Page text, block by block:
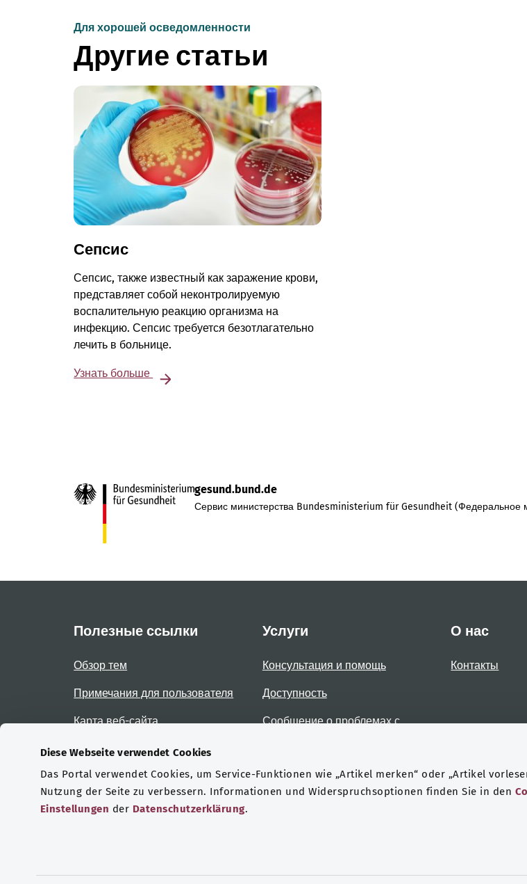
Diese Webseite verwendet Cookies
Das Portal verwendet Cookies, um Service-Funktionen wie „Artikel merken“ oder „Artikel
Nutzung der Seite zu verbessern. Informationen und Widerspruchsoptionen finden Sie in den
Einstellungen der Datenschutzerklärung.
Для хорошей осведомленности
Другие статьи
Сепсис
Сепсис, также известный как заражение крови,
представляет собой неконтролируемую
воспалительную реакцию организма на
инфекцию. Сепсис требуется безотлагательно
лечить в больнице.
Узнать больше
gesund.bund.de
Сервис министерства Bundesministerium für Gesundheit (Федеральное
Полезные ссылки
Обзор тем
Примечания для пользователя
Карта веб-сайта
Услуги
Консультация и помощь
Доступность
Сообщение о проблемах с
О нас
Контакты
Сертификаты